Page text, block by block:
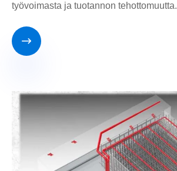
työvoimasta ja tuotannon tehottomuutta.
